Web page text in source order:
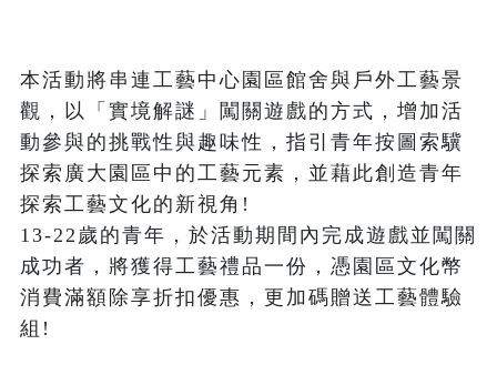
本活動將串連工藝中心園區館舍與戶外工藝景
觀，以「實境解謎」闖關遊戲的方式，增加活
動參與的挑戰性與趣味性，指引青年按圖索驥
探索廣大園區中的工藝元素，並藉此創造青年
探索工藝文化的新視角!
13-22歲的青年，於活動期間內完成遊戲並闖關
成功者，將獲得工藝禮品一份，憑園區文化幣
消費滿額除享折扣優惠，更加碼贈送工藝體驗
組!